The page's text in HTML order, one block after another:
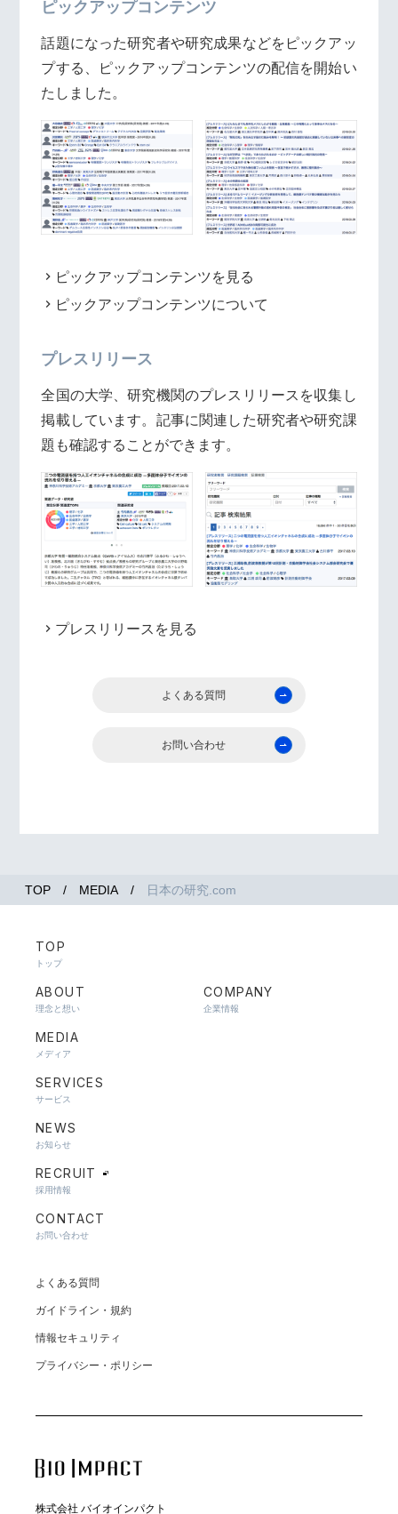
ピックアップコンテンツ
話題になった研究者や研究成果などをピックアッ
プする、ピックアップコンテンツの配信を開始い
たしました。
ピックアップコンテンツを見る
ピックアップコンテンツについて
プレスリリース
全国の大学、研究機関のプレスリリースを収集し
掲載しています。記事に関連した研究者や研究課
題も確認することができます。
プレスリリースを見る
よくある質問
お問い合わせ
TOP MEDIA 日本の研究.com
株式会社 バイオインパクト
よくある質問
ガイドライン・規約
情報セキュリティ
プライバシー・ポリシー
TOP
トップ
ABOUT
理念と想い
COMPANY
企業情報
MEDIA
メディア
SERVICES
サービス
NEWS
お知らせ
RECRUIT
採用情報
CONTACT
お問い合わせ